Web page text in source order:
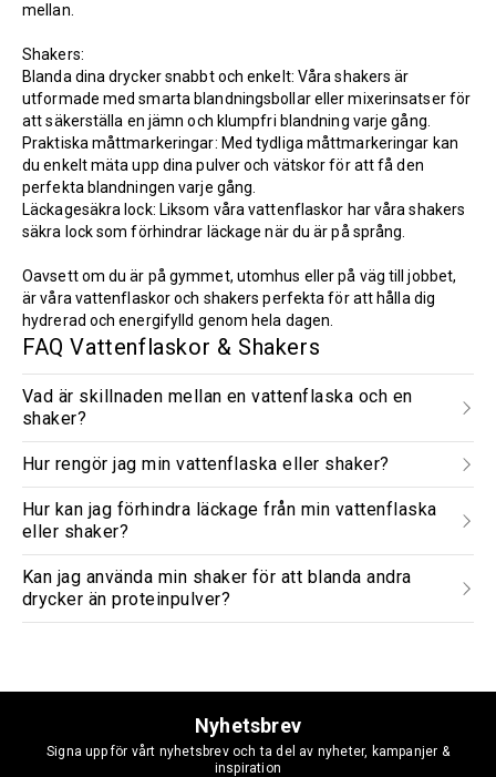
mellan.
Shakers:
Blanda dina drycker snabbt och enkelt: Våra shakers är
utformade med smarta blandningsbollar eller mixerinsatser för
att säkerställa en jämn och klumpfri blandning varje gång.
Praktiska måttmarkeringar: Med tydliga måttmarkeringar kan
du enkelt mäta upp dina pulver och vätskor för att få den
perfekta blandningen varje gång.
Läckagesäkra lock: Liksom våra vattenflaskor har våra shakers
säkra lock som förhindrar läckage när du är på språng.
Oavsett om du är på gymmet, utomhus eller på väg till jobbet,
är våra vattenflaskor och shakers perfekta för att hålla dig
hydrerad och energifylld genom hela dagen.
FAQ Vattenflaskor & Shakers
Vad är skillnaden mellan en vattenflaska och en
shaker?
Hur rengör jag min vattenflaska eller shaker?
Hur kan jag förhindra läckage från min vattenflaska
eller shaker?
Kan jag använda min shaker för att blanda andra
drycker än proteinpulver?
Nyhetsbrev
Signa upp för vårt nyhetsbrev och ta del av nyheter, kampanjer &
inspiration